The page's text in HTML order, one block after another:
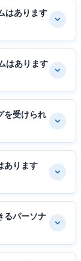
はあります
はあります
を受けられ
あります
るパーソナ